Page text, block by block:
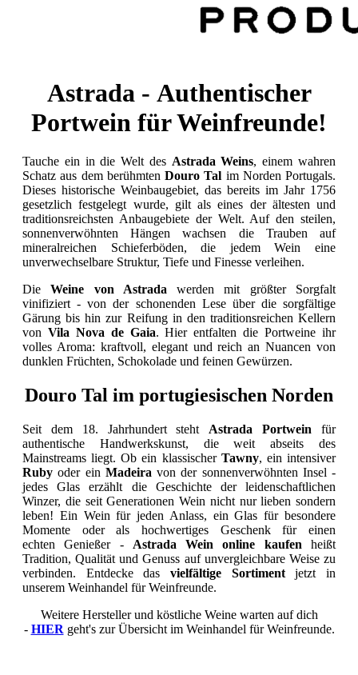
Astrada - Authentischer
Portwein für Weinfreunde!
Tauche ein in die Welt des Astrada Weins, einem wahren
Schatz aus dem berühmten Douro Tal im Norden Portugals.
Dieses historische Weinbaugebiet, das bereits im Jahr 1756
gesetzlich festgelegt wurde, gilt als eines der ältesten und
traditionsreichsten Anbaugebiete der Welt. Auf den steilen,
sonnenverwöhnten Hängen wachsen die Trauben auf
mineralreichen Schieferböden, die jedem Wein eine
unverwechselbare Struktur, Tiefe und Finesse verleihen.
DieWeine von Astradawerden mit größter Sorgfalt
vinifiziert - von der schonenden Lese über die sorgfältige
Gärung bis hin zur Reifung in den traditionsreichen Kellern
von Vila Nova de Gaia. Hier entfalten die Portweine ihr
volles Aroma: kraftvoll, elegant und reich an Nuancen von
dunklen Früchten, Schokolade und feinen Gewürzen.
Douro Tal im portugiesischen Norden
Seit dem 18. Jahrhundert steht Astrada Portwein für
authentische Handwerkskunst, die weit abseits des
Mainstreams liegt. Ob ein klassischer Tawny, ein intensiver
Ruby oder ein Madeira von der sonnenverwöhnten Insel -
jedes Glas erzählt die Geschichte der leidenschaftlichen
Winzer, die seit Generationen Wein nicht nur lieben sondern
leben! Ein Wein für jeden Anlass, ein Glas für besondere
Momente oder als hochwertiges Geschenk für einen
echten Genießer - Astrada Wein online kaufen heißt
Tradition, Qualität und Genuss auf unvergleichbare Weise zu
verbinden. Entdecke das vielfältige Sortimentjetzt in
unserem Weinhandel für Weinfreunde.
Weitere Hersteller und köstliche Weine warten auf dich
- HIER geht's zur Übersicht im Weinhandel für Weinfreunde.